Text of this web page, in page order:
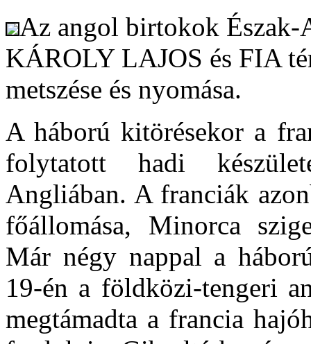
Az angol birtokok Észak-
KÁROLY LAJOS és FIA
metszése és nyomása.
A háború kitörésekor a
folytatott hadi
Angliában. A franciák
főállomása, Minorca
Már négy nappal a
19-én a földközi-tengeri
megtámadta a francia